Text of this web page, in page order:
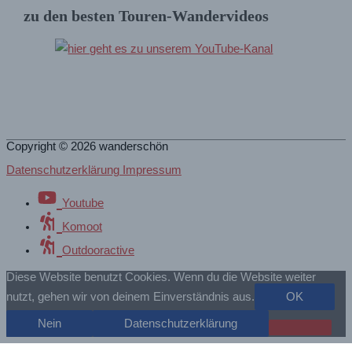
zu den besten Touren-Wandervideos
Copyright © 2026 wanderschön
Datenschutzerklärung Impressum
Youtube
Komoot
Outdooractive
Diese Website benutzt Cookies. Wenn du die Website weiter
nutzt, gehen wir von deinem Einverständnis aus.
OK
Nein Datenschutzerklärung